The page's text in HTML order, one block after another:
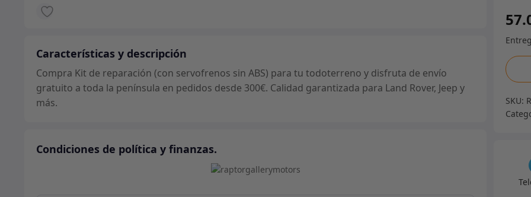
Características y descripción
Compra Kit de reparación (con servofrenos sin ABS) para tu todoterreno y disfruta de envío
gratuito a toda la península en pedidos desde 300€. Calidad garantizada para Land Rover, Jeep y
más.
Condiciones de política y finanzas.
Kit
de
(con
SKU: